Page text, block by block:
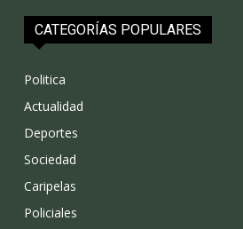
CATEGORÍAS POPULARES
Politica
Actualidad
Deportes
Sociedad
Caripelas
Policiales